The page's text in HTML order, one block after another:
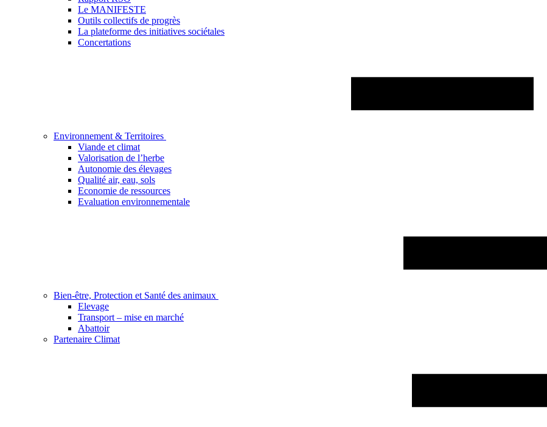
Le MANIFESTE
Outils collectifs de progrès
La plateforme des initiatives sociétales
Concertations
Environnement & Territoires
Viande et climat
Valorisation de l’herbe
Autonomie des élevages
Qualité air, eau, sols
Economie de ressources
Evaluation environnementale
Bien-être, Protection et Santé des animaux
Elevage
Transport – mise en marché
Abattoir
Partenaire Climat